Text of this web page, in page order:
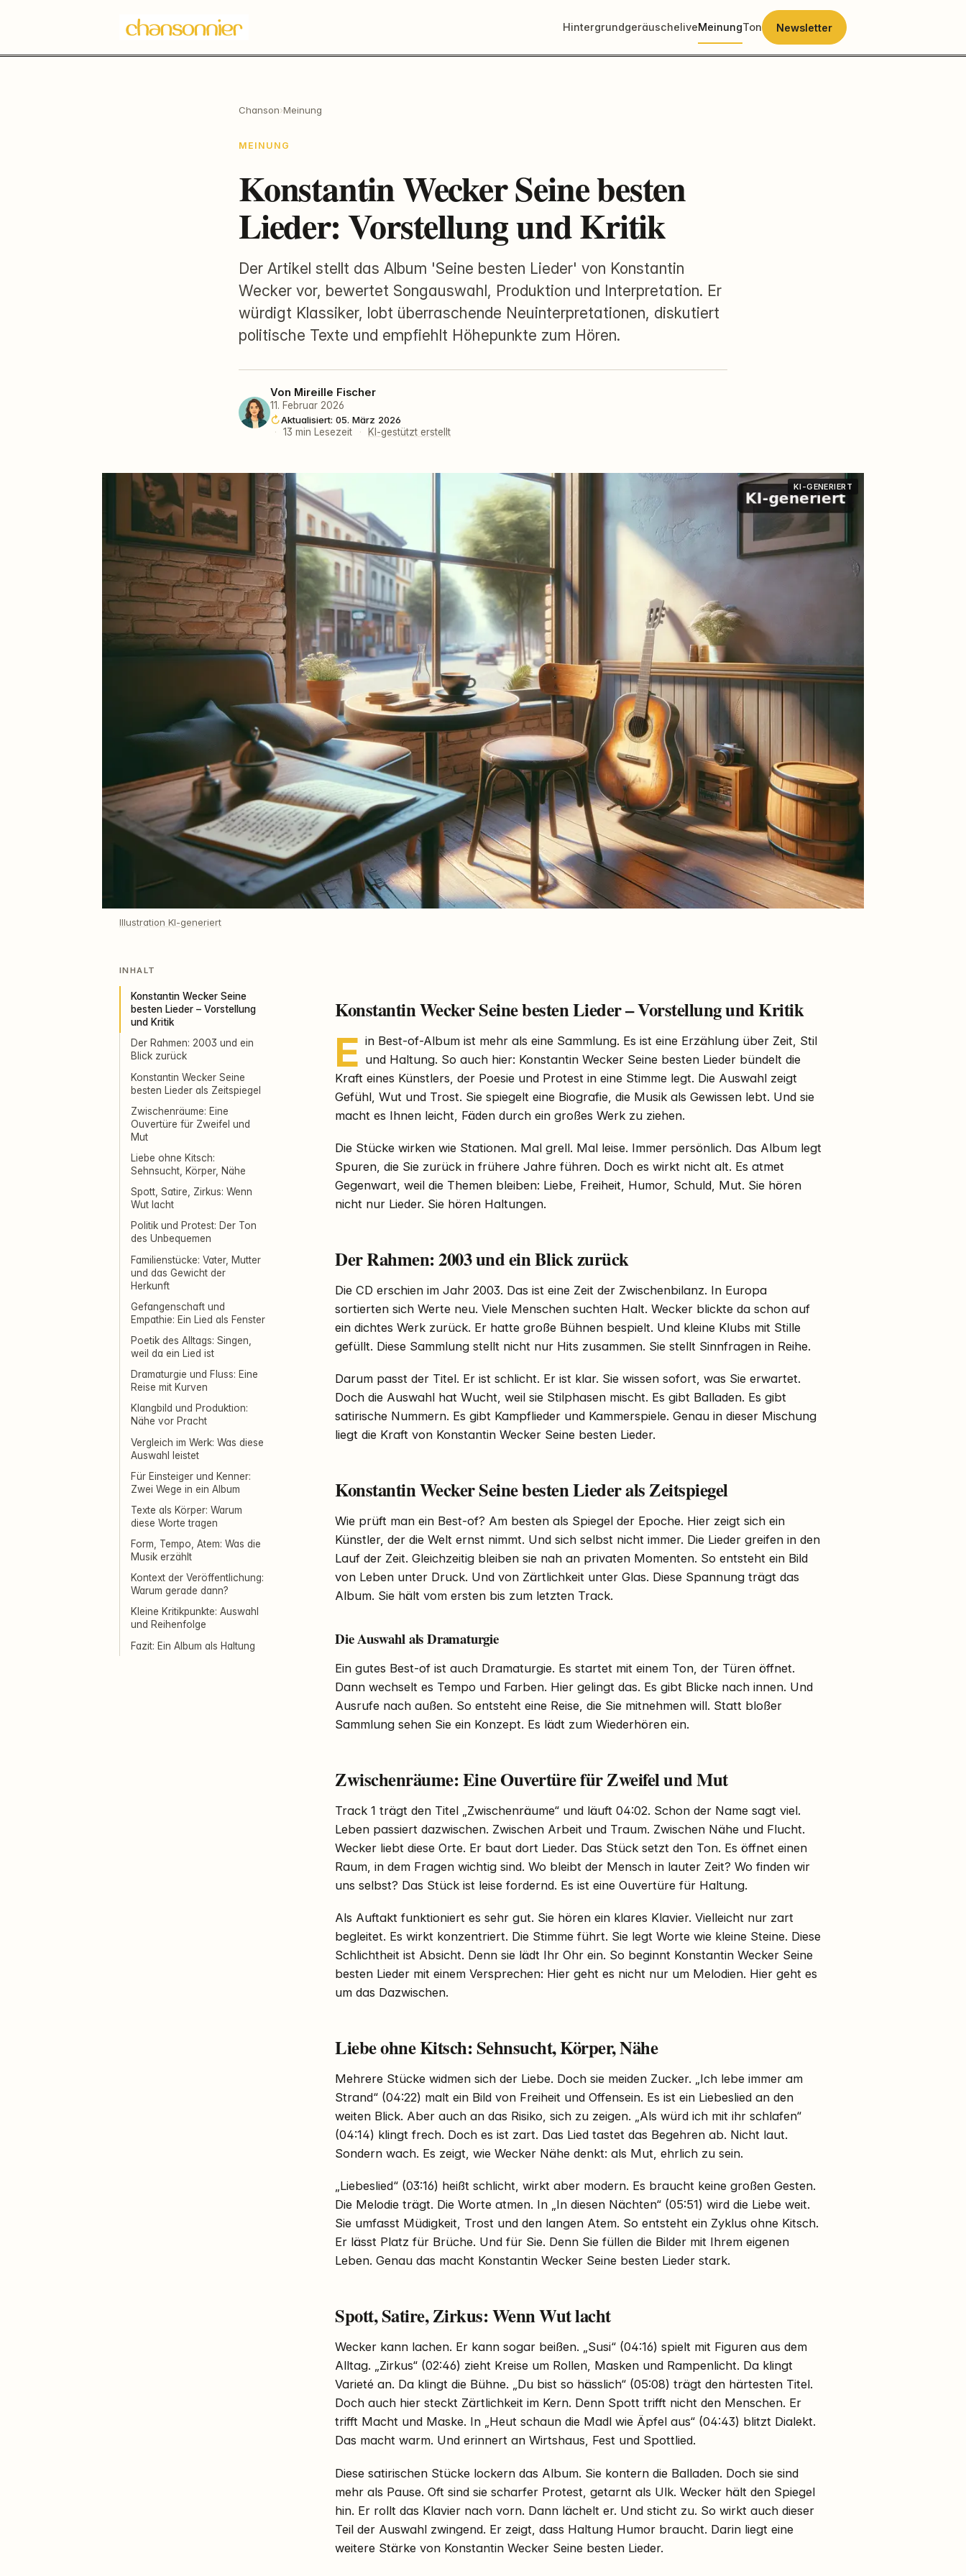
HintergrundgeräuscheliveMeinungTon Newsletter
Chanson›Meinung
MEINUNG
Konstantin Wecker Seine besten
Lieder: Vorstellung und Kritik
Der Artikel stellt das Album 'Seine besten Lieder' von Konstantin
Wecker vor, bewertet Songauswahl, Produktion und Interpretation. Er
würdigt Klassiker, lobt überraschende Neuinterpretationen, diskutiert
politische Texte und empfiehlt Höhepunkte zum Hören.
Von Mireille Fischer
11. Februar 2026
Aktualisiert: 05. März 2026
·
13 min Lesezeit · KI-gestützt erstellt
KI-GENERIERT
Illustration KI-generiert
INHALT
Konstantin Wecker Seine
besten Lieder – Vorstellung
und Kritik
Der Rahmen: 2003 und ein
Blick zurück
Konstantin Wecker Seine
besten Lieder als Zeitspiegel
Zwischenräume: Eine
Ouvertüre für Zweifel und
Mut
Liebe ohne Kitsch:
Sehnsucht, Körper, Nähe
Spott, Satire, Zirkus: Wenn
Wut lacht
Politik und Protest: Der Ton
des Unbequemen
Familienstücke: Vater, Mutter
und das Gewicht der
Herkunft
Gefangenschaft und
Empathie: Ein Lied als Fenster
Poetik des Alltags: Singen,
weil da ein Lied ist
Dramaturgie und Fluss: Eine
Reise mit Kurven
Klangbild und Produktion:
Nähe vor Pracht
Vergleich im Werk: Was diese
Auswahl leistet
Für Einsteiger und Kenner:
Zwei Wege in ein Album
Texte als Körper: Warum
diese Worte tragen
Form, Tempo, Atem: Was die
Musik erzählt
Kontext der Veröffentlichung:
Warum gerade dann?
Kleine Kritikpunkte: Auswahl
und Reihenfolge
Fazit: Ein Album als Haltung
Konstantin Wecker Seine besten Lieder – Vorstellung und Kritik
E in Best-of-Album ist mehr als eine Sammlung. Es ist eine Erzählung über Zeit, Stil
und Haltung. So auch hier: Konstantin Wecker Seine besten Lieder bündelt die
Kraft eines Künstlers, der Poesie und Protest in eine Stimme legt. Die Auswahl zeigt
Gefühl, Wut und Trost. Sie spiegelt eine Biografie, die Musik als Gewissen lebt. Und sie
macht es Ihnen leicht, Fäden durch ein großes Werk zu ziehen.
Die Stücke wirken wie Stationen. Mal grell. Mal leise. Immer persönlich. Das Album legt
Spuren, die Sie zurück in frühere Jahre führen. Doch es wirkt nicht alt. Es atmet
Gegenwart, weil die Themen bleiben: Liebe, Freiheit, Humor, Schuld, Mut. Sie hören
nicht nur Lieder. Sie hören Haltungen.
Der Rahmen: 2003 und ein Blick zurück
Die CD erschien im Jahr 2003. Das ist eine Zeit der Zwischenbilanz. In Europa
sortierten sich Werte neu. Viele Menschen suchten Halt. Wecker blickte da schon auf
ein dichtes Werk zurück. Er hatte große Bühnen bespielt. Und kleine Klubs mit Stille
gefüllt. Diese Sammlung stellt nicht nur Hits zusammen. Sie stellt Sinnfragen in Reihe.
Darum passt der Titel. Er ist schlicht. Er ist klar. Sie wissen sofort, was Sie erwartet.
Doch die Auswahl hat Wucht, weil sie Stilphasen mischt. Es gibt Balladen. Es gibt
satirische Nummern. Es gibt Kampflieder und Kammerspiele. Genau in dieser Mischung
liegt die Kraft von Konstantin Wecker Seine besten Lieder.
Konstantin Wecker Seine besten Lieder als Zeitspiegel
Wie prüft man ein Best-of? Am besten als Spiegel der Epoche. Hier zeigt sich ein
Künstler, der die Welt ernst nimmt. Und sich selbst nicht immer. Die Lieder greifen in den
Lauf der Zeit. Gleichzeitig bleiben sie nah an privaten Momenten. So entsteht ein Bild
von Leben unter Druck. Und von Zärtlichkeit unter Glas. Diese Spannung trägt das
Album. Sie hält vom ersten bis zum letzten Track.
Die Auswahl als Dramaturgie
Ein gutes Best-of ist auch Dramaturgie. Es startet mit einem Ton, der Türen öffnet.
Dann wechselt es Tempo und Farben. Hier gelingt das. Es gibt Blicke nach innen. Und
Ausrufe nach außen. So entsteht eine Reise, die Sie mitnehmen will. Statt bloßer
Sammlung sehen Sie ein Konzept. Es lädt zum Wiederhören ein.
Zwischenräume: Eine Ouvertüre für Zweifel und Mut
Track 1 trägt den Titel „Zwischenräume“ und läuft 04:02. Schon der Name sagt viel.
Leben passiert dazwischen. Zwischen Arbeit und Traum. Zwischen Nähe und Flucht.
Wecker liebt diese Orte. Er baut dort Lieder. Das Stück setzt den Ton. Es öffnet einen
Raum, in dem Fragen wichtig sind. Wo bleibt der Mensch in lauter Zeit? Wo finden wir
uns selbst? Das Stück ist leise fordernd. Es ist eine Ouvertüre für Haltung.
Als Auftakt funktioniert es sehr gut. Sie hören ein klares Klavier. Vielleicht nur zart
begleitet. Es wirkt konzentriert. Die Stimme führt. Sie legt Worte wie kleine Steine. Diese
Schlichtheit ist Absicht. Denn sie lädt Ihr Ohr ein. So beginnt Konstantin Wecker Seine
besten Lieder mit einem Versprechen: Hier geht es nicht nur um Melodien. Hier geht es
um das Dazwischen.
Liebe ohne Kitsch: Sehnsucht, Körper, Nähe
Mehrere Stücke widmen sich der Liebe. Doch sie meiden Zucker. „Ich lebe immer am
Strand“ (04:22) malt ein Bild von Freiheit und Offensein. Es ist ein Liebeslied an den
weiten Blick. Aber auch an das Risiko, sich zu zeigen. „Als würd ich mit ihr schlafen“
(04:14) klingt frech. Doch es ist zart. Das Lied tastet das Begehren ab. Nicht laut.
Sondern wach. Es zeigt, wie Wecker Nähe denkt: als Mut, ehrlich zu sein.
„Liebeslied“ (03:16) heißt schlicht, wirkt aber modern. Es braucht keine großen Gesten.
Die Melodie trägt. Die Worte atmen. In „In diesen Nächten“ (05:51) wird die Liebe weit.
Sie umfasst Müdigkeit, Trost und den langen Atem. So entsteht ein Zyklus ohne Kitsch.
Er lässt Platz für Brüche. Und für Sie. Denn Sie füllen die Bilder mit Ihrem eigenen
Leben. Genau das macht Konstantin Wecker Seine besten Lieder stark.
Spott, Satire, Zirkus: Wenn Wut lacht
Wecker kann lachen. Er kann sogar beißen. „Susi“ (04:16) spielt mit Figuren aus dem
Alltag. „Zirkus“ (02:46) zieht Kreise um Rollen, Masken und Rampenlicht. Da klingt
Varieté an. Da klingt die Bühne. „Du bist so hässlich“ (05:08) trägt den härtesten Titel.
Doch auch hier steckt Zärtlichkeit im Kern. Denn Spott trifft nicht den Menschen. Er
trifft Macht und Maske. In „Heut schaun die Madl wie Äpfel aus“ (04:43) blitzt Dialekt.
Das macht warm. Und erinnert an Wirtshaus, Fest und Spottlied.
Diese satirischen Stücke lockern das Album. Sie kontern die Balladen. Doch sie sind
mehr als Pause. Oft sind sie scharfer Protest, getarnt als Ulk. Wecker hält den Spiegel
hin. Er rollt das Klavier nach vorn. Dann lächelt er. Und sticht zu. So wirkt auch dieser
Teil der Auswahl zwingend. Er zeigt, dass Haltung Humor braucht. Darin liegt eine
weitere Stärke von Konstantin Wecker Seine besten Lieder.